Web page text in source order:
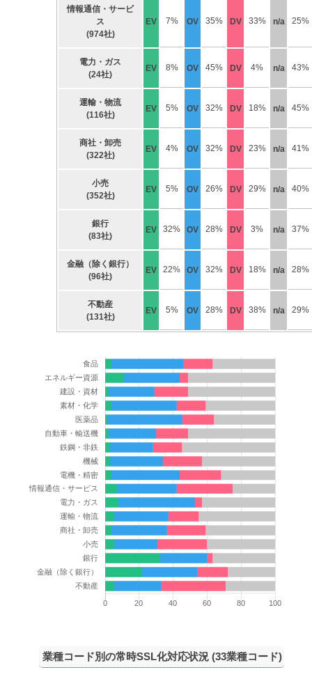
情報通信・サービ
ス
(974社)
EV 7% OV 35% DV 33% n/a 25%
電力・ガス
(24社)
EV 8% OV 45% DV 4% n/a 43%
運輸・物流
(116社)
EV 5% OV 32% DV 18% n/a 45%
商社・卸売
(322社)
EV 4% OV 32% DV 23% n/a 41%
小売
(352社)
EV 5% OV 26% DV 29% n/a 40%
銀行
(83社)
EV 32% OV 28% DV 3% n/a 37%
金融（除く銀行）
(96社)
EV 22% OV 32% DV 18% n/a 28%
不動産
(131社)
EV 5% OV 28% DV 38% n/a 29%
業種コード別の常時SSL化対応状況 (33業種コード)